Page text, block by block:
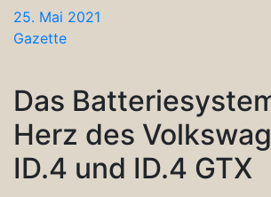
25. Mai 2021
Gazette
Das
Herz des
ID.4 und ID.4 GTX